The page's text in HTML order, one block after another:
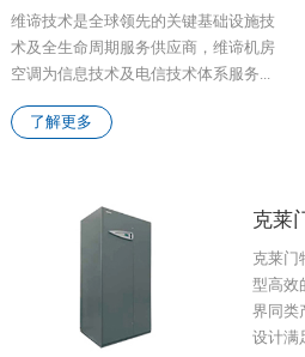
维谛技术是全球领先的关键基础设施技
术及全生命周期服务供应商，维谛机房
空调为信息技术及电信技术体系服务...
了解更多
克莱
克莱门
型高效
界同类
设计满